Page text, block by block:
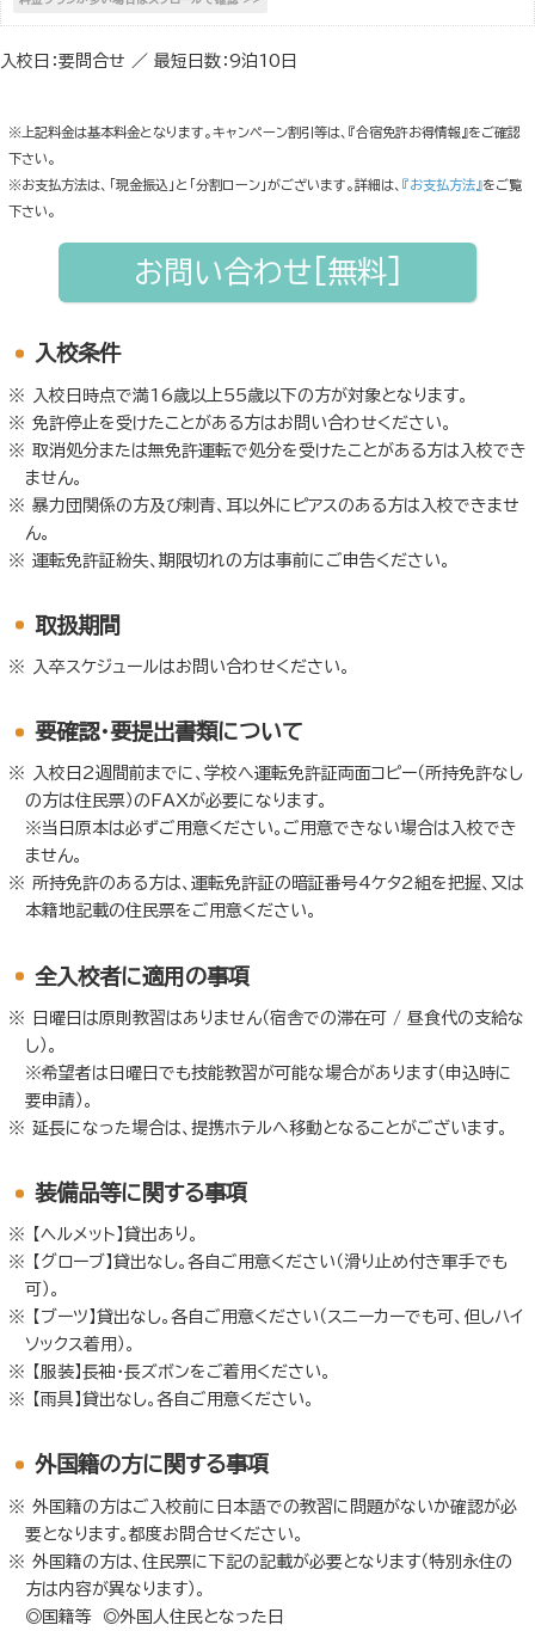
入校日：要問合せ ／ 最短日数：9泊10日
※上記料金は基本料金となります。キャンペーン割引等は、『合宿免許お得情報』をご確認
下さい。
※お支払方法は、「現金振込」と「分割ローン」がございます。詳細は、 『お支払方法』をご覧
下さい。
お問い合わせ[無料]
入校条件
入校日時点で満16歳以上55歳以下の方が対象となります。
免許停止を受けたことがある方はお問い合わせください。
取消処分または無免許運転で処分を受けたことがある方は入校でき
ません。
暴力団関係の方及び刺青、耳以外にピアスのある方は入校できませ
ん。
運転免許証紛失、期限切れの方は事前にご申告ください。
取扱期間
入卒スケジュールはお問い合わせください。
要確認・要提出書類について
入校日2週間前までに、学校へ運転免許証両面コピー（所持免許なし
の方は住民票）のFAXが必要になります。
※当日原本は必ずご用意ください。ご用意できない場合は入校でき
ません。
所持免許のある方は、運転免許証の暗証番号4ケタ2組を把握、又は
本籍地記載の住民票をご用意ください。
全入校者に適用の事項
日曜日は原則教習はありません（宿舎での滞在可 / 昼食代の支給な
し）。
※希望者は日曜日でも技能教習が可能な場合があります（申込時に
要申請）。
延長になった場合は、提携ホテルへ移動となることがございます。
装備品等に関する事項
【ヘルメット】貸出あり。
【グローブ】貸出なし。各自ご用意ください（滑り止め付き軍手でも
可）。
【ブーツ】貸出なし。各自ご用意ください（スニーカーでも可、但しハイ
ソックス着用）。
【服装】長袖・長ズボンをご着用ください。
【雨具】貸出なし。各自ご用意ください。
外国籍の方に関する事項
外国籍の方はご入校前に日本語での教習に問題がないか確認が必
要となります。都度お問合せください。
外国籍の方は、住民票に下記の記載が必要となります（特別永住の
方は内容が異なります）。
◎国籍等 ◎外国人住民となった日